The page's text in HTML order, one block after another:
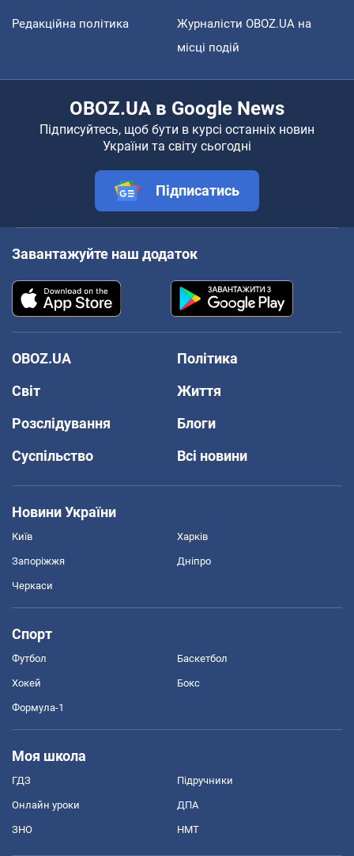
Редакційна політика
Журналісти OBOZ.UA на
місці подій
OBOZ.UA в Google News
Підписуйтесь, щоб бути в курсі останніх новин
України та світу сьогодні
Підписатись
Завантажуйте наш додаток
OBOZ.UA
Політика
Світ
Життя
Розслідування
Блоги
Суспільство
Всі новини
Новини України
Київ Харків
Запоріжжя Дніпро
Черкаси
Спорт
Футбол Баскетбол
Хокей Бокс
Формула-1
Моя школа
ГДЗ Підручники
Онлайн уроки ДПА
ЗНО НМТ